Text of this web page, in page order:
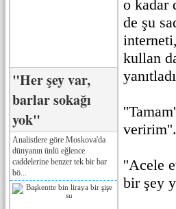
"Her şey var,
barlar sokağı
yok"
Analistlere göre Moskova'da
dünyanın ünlü eğlence
caddelerine benzer tek bir bar
bö...
o kadar
de şu
kullan
veririm''.
''Acele
bir şey